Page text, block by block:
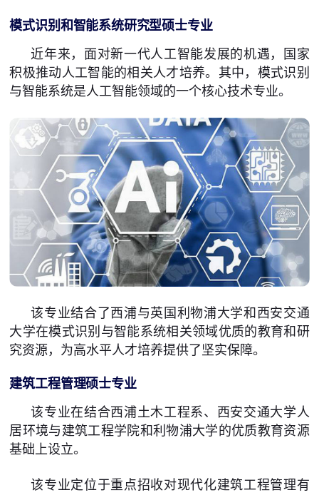
模式识别和智能系统研究型硕士专业
近年来，面对新一代人工智能发展的机遇，国家
积极推动人工智能的相关人才培养。其中，模式识别
与智能系统是人工智能领域的一个核心技术专业。
该专业结合了西浦与英国利物浦大学和西安交通
大学在模式识别与智能系统相关领域优质的教育和研
究资源，为高水平人才培养提供了坚实保障。
建筑工程管理硕士专业
该专业在结合西浦土木工程系、西安交通大学人
居环境与建筑工程学院和利物浦大学的优质教育资源
基础上设立。
该专业定位于重点招收对现代化建筑工程管理有